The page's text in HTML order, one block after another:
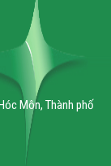
Môn, Thành phố